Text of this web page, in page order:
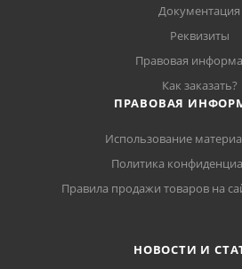
Документация
Реквизиты
Правовая
Как заказать?
ПРАВОВАЯ
Использование
Политика
Правила продажи товаров на
НОВОСТИ И